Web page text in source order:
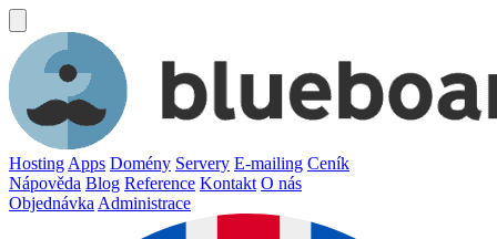
Hosting Apps Domény Servery E-mailing Ceník
Nápověda Blog Reference Kontakt O nás
Objednávka Administrace